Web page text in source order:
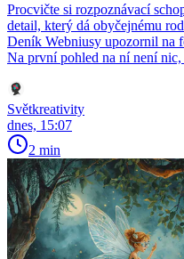
Procvičte si rozpoznávací
detail, který dá obyčejnému
Deník Webniusy upozornil na
Na první pohled na ní není
Světkreativity
dnes, 15:07
2 min